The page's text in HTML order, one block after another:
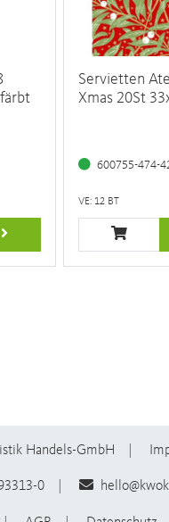
Servietten
Xmas 20St
600755-474-
VE: 12 BT
Handels-GmbH
0